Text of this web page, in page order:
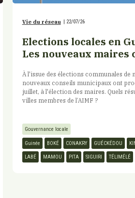
Vie du réseau 22/07/26
Elections locales en
Les nouveaux maires
À l'issue des élections communales de
nouveaux conseils municipaux ont
juillet, à l'élection des maires. Quels
villes membres de l’AIMF ?
Gouvernance locale
Guinée BOKÉ CONAKRY GUÉCKÉDOU
LABÉ MAMOU PITA SIGUIRI TÉLIMÉLÉ